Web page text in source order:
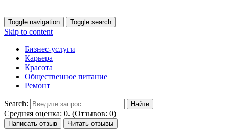
Toggle navigation Toggle search
Skip to content
Бизнес-услуги
Карьера
Красота
Общественное питание
Ремонт
Search:
Средняя оценка: 0. (Отзывов: 0)
Написать отзыв Читать отзывы